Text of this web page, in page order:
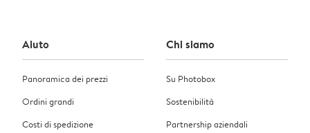
Aiuto
Panoramica dei prezzi
Ordini grandi
Costi di spedizione
Chi siamo
Su Photobox
Sostenibilità
Partnership aziendali